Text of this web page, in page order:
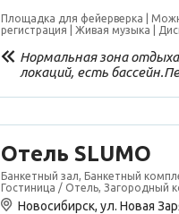
Площадка для фейерверка
регистрация
Живая музыка
Нормальная зона
локаций, есть
гарантирован, можно с
Отель SLUMO
Банкетный зал, Банкетный
Гостиница / Отель, Загородный
Новосибирск, ул. Новая